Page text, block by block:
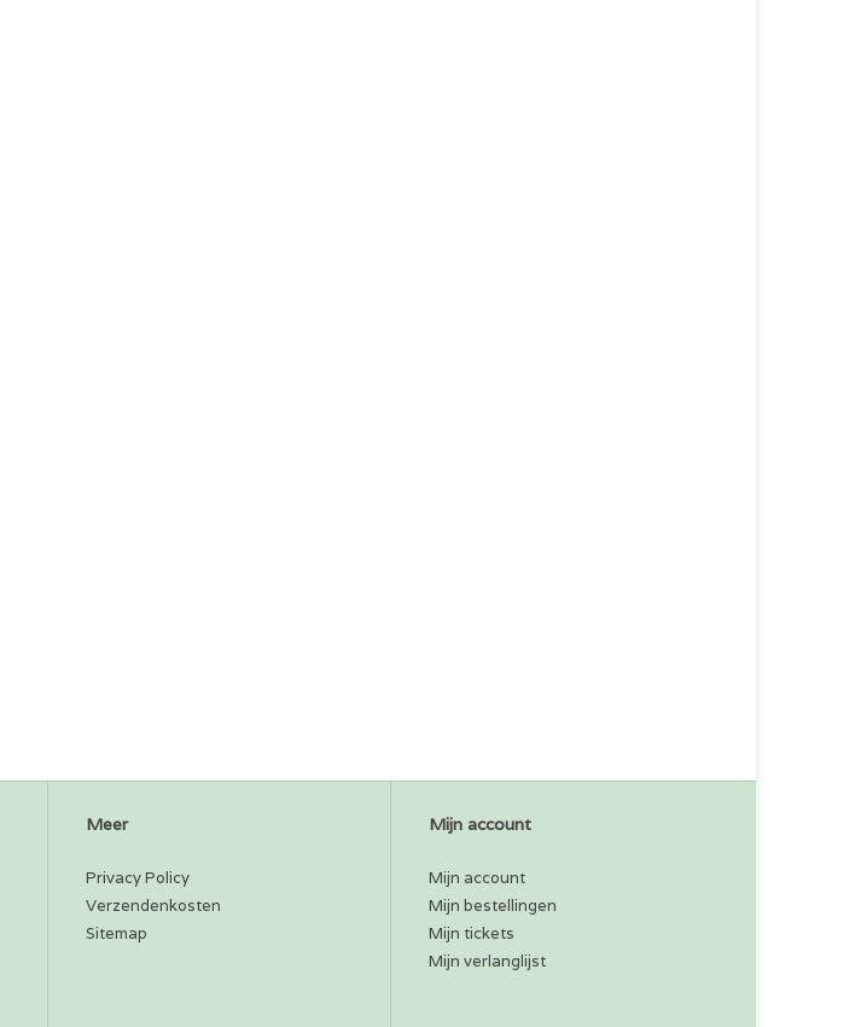
Meer
Privacy Policy
Verzendenkosten
Sitemap
Mijn account
Mijn account
Mijn bestellingen
Mijn tickets
Mijn verlanglijst